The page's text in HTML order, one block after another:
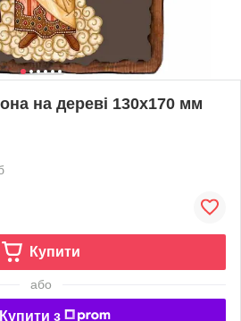
на дереві 130х170 мм
Купити
або
Купити з